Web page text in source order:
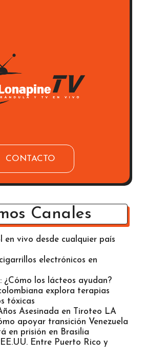
CONTACTO
Canales
en vivo desde cualquier país
electrónicos en
¿Cómo los lácteos ayudan?
explora terapias
tóxicas
Asesinada en Tiroteo LA
apoyar transición Venezuela
en prisión en Brasilia
Entre Puerto Rico y